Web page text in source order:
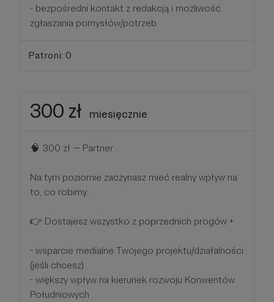
- bezpośredni kontakt z redakcją i możliwość
zgłaszania pomysłów/potrzeb
Patroni: 0
300 zł miesięcznie
🧠 300 zł — Partner
Na tym poziomie zaczynasz mieć realny wpływ na
to, co robimy.
👉 Dostajesz wszystko z poprzednich progów +
- wsparcie medialne Twojego projektu/działalności
(jeśli chcesz)
- większy wpływ na kierunek rozwoju Konwentów
Południowych